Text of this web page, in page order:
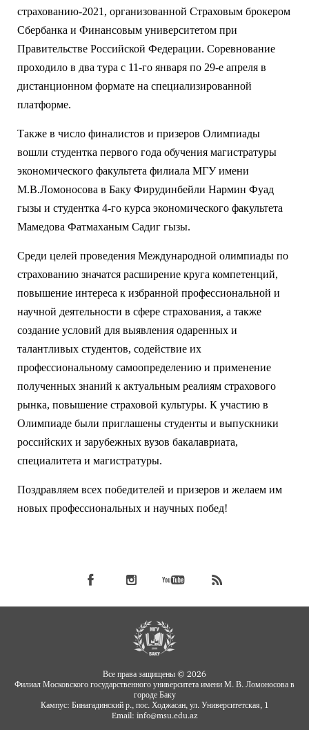
страхованию-2021, организованной Страховым брокером
Сбербанка и Финансовым университетом при
Правительстве Российской Федерации. Соревнование
проходило в два тура с 11-го января по 29-е апреля в
дистанционном формате на специализированной
платформе.
Также в число финалистов и призеров Олимпиады
вошли студентка первого года обучения магистратуры
экономического факультета филиала МГУ имени
М.В.Ломоносова в Баку Фирудинбейли Нармин Фуад
гызы и студентка 4-го курса экономического факультета
Мамедова Фатмаханым Садиг гызы.
Среди целей проведения Международной олимпиады по
страхованию значатся расширение круга компетенций,
повышение интереса к избранной профессиональной и
научной деятельности в сфере страхования, а также
создание условий для выявления одаренных и
талантливых студентов, содействие их
профессиональному самоопределению и применение
полученных знаний к актуальным реалиям страхового
рынка, повышение страховой культуры. К участию в
Олимпиаде были приглашены студенты и выпускники
российских и зарубежных вузов бакалавриата,
специалитета и магистратуры.
Поздравляем всех победителей и призеров и желаем им
новых профессиональных и научных побед!
Все права защищены © 2026
Филиал Московского государственного университета имени М. В. Ломоносова в
городе Баку
Кампус: Бинагадинский р., пос. Ходжасан, ул. Университетская, 1
Email: info@msu.edu.az